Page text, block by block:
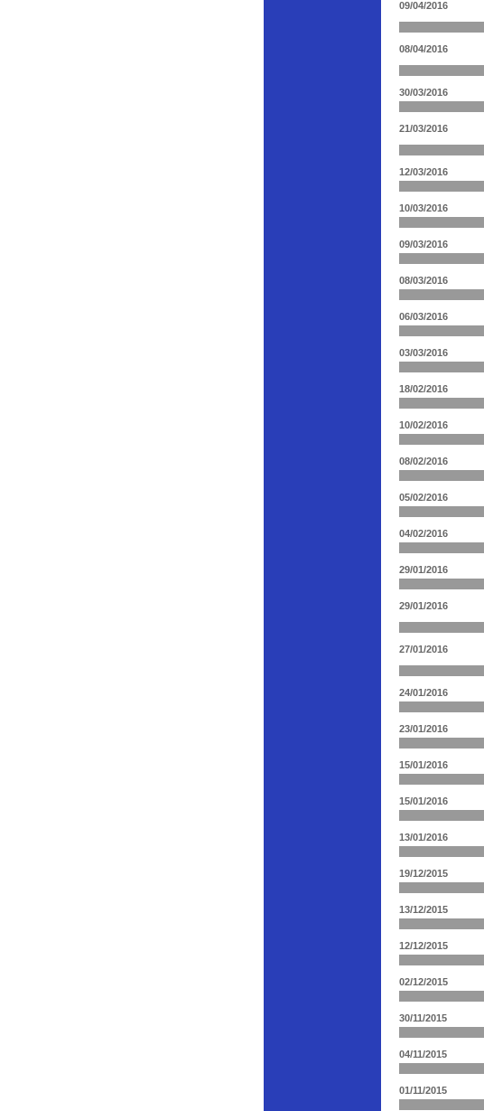
09/04/2016
08/04/2016
30/03/2016
21/03/2016
12/03/2016
10/03/2016
09/03/2016
08/03/2016
06/03/2016
03/03/2016
18/02/2016
10/02/2016
08/02/2016
05/02/2016
04/02/2016
29/01/2016
29/01/2016
27/01/2016
24/01/2016
23/01/2016
15/01/2016
15/01/2016
13/01/2016
19/12/2015
13/12/2015
12/12/2015
02/12/2015
30/11/2015
04/11/2015
01/11/2015